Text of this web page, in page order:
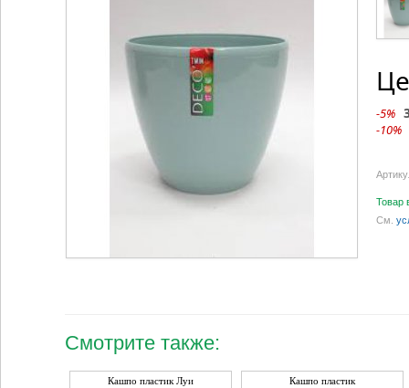
-5%
-10%
Товар
См.
Смотрите также:
Кашпо пластик Луи
Кашпо пластик